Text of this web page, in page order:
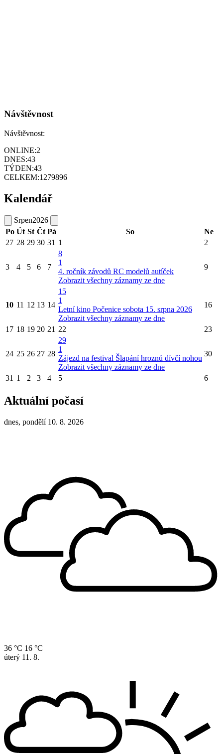
Návštěvnost
Návštěvnost:
ONLINE:2
DNES:43
TÝDEN:43
CELKEM:1279896
Kalendář
Srpen2026
Po Út St Čt Pá So
Ne
27 28 29 30 31 1 2
3 4 5 6 7
8
1
4. ročník závodů RC modelů autíček
Zobrazit všechny záznamy ze dne
9
10 11 12 13 14
15
1
Letní kino Počenice sobota 15. srpna 2026
Zobrazit všechny záznamy ze dne
16
17 18 19 20 21 22 23
24 25 26 27 28
29
1
Zájezd na festival Šlapání hroznů dívčí nohou
Zobrazit všechny záznamy ze dne
30
31 1 2 3 4 5 6
Aktuální počasí
dnes, pondělí 10. 8. 2026
36 °C 16 °C
úterý 11. 8.